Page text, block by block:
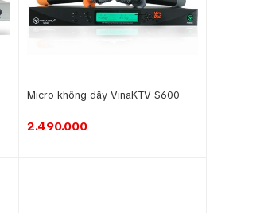
Micro không dây VinaKTV S600
2.490.000